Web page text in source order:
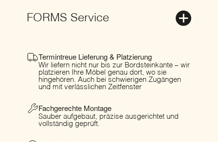
FORMS Service
Termintreue Lieferung & Platzierung
Wir liefern nicht nur bis zur Bordsteinkante – wir
platzieren Ihre Möbel genau dort, wo sie
hingehören. Auch bei schwierigen Zugängen
und mit verlässlichen Zeitfenster
Fachgerechte Montage
Sauber aufgebaut, präzise ausgerichtet und
vollständig geprüft.